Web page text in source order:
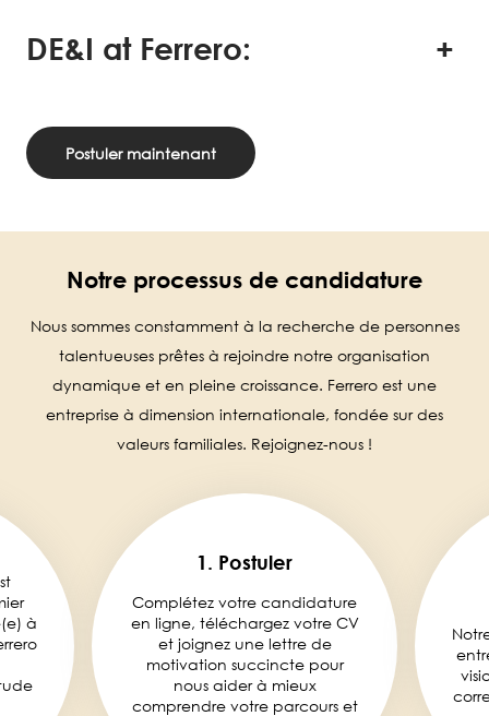
DE&I at Ferrero:
Postuler maintenant
Notre processus de candidature
Nous sommes constamment à la recherche de personnes
talentueuses prêtes à rejoindre notre organisation
dynamique et en pleine croissance. Ferrero est une
entreprise à dimension internationale, fondée sur des
valeurs familiales. Rejoignez-nous !
à
1. Postuler
Complétez votre candidature
en ligne, téléchargez votre CV
et joignez une lettre de
motivation succincte pour
nous aider à mieux
comprendre votre parcours et